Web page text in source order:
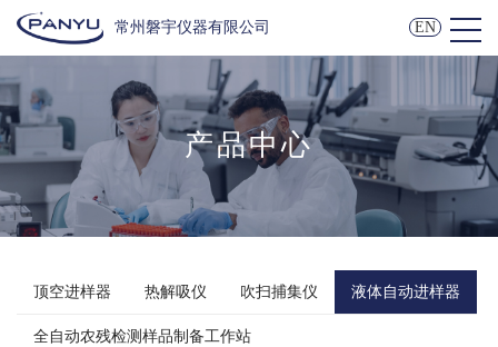
常州磐宇仪器有限公司 EN
产品中心
顶空进样器 热解吸仪 吹扫捕集仪 液体自动进样器
全自动农残检测样品制备工作站